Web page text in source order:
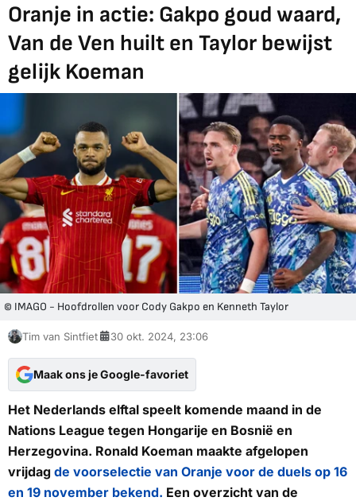
Oranje in actie: Gakpo goud waard,
Van de Ven huilt en Taylor bewijst
gelijk Koeman
© IMAGO - Hoofdrollen voor Cody Gakpo en Kenneth Taylor
Tim van Sintfiet 30 okt. 2024, 23:06
Maak ons je Google-favoriet
Het Nederlands elftal speelt komende maand in de
Nations League tegen Hongarije en Bosnië en
Herzegovina. Ronald Koeman maakte afgelopen
vrijdag de voorselectie van Oranje voor de duels op 16
en 19 november bekend. Een overzicht van de